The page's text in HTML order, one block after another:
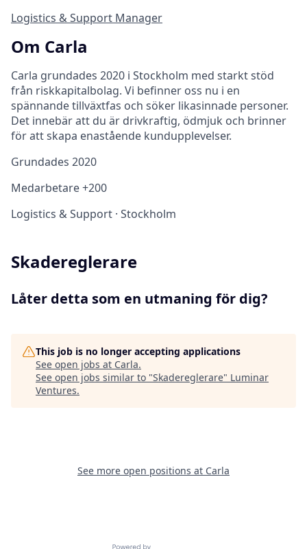
Logistics & Support Manager
Om Carla
Carla grundades 2020 i Stockholm med starkt stöd
från riskkapitalbolag. Vi befinner oss nu i en
spännande tillväxtfas och söker likasinnade personer.
Det innebär att du är drivkraftig, ödmjuk och brinner
för att skapa enastående kundupplevelser.
Grundades 2020
Medarbetare+200
Logistics & Support · Stockholm
Skadereglerare
Låter detta som en utmaning för dig?
This job is no longer accepting applications
See open jobs at Carla.
See open jobs similar to "Skadereglerare" Luminar
Ventures.
See more open positions at Carla